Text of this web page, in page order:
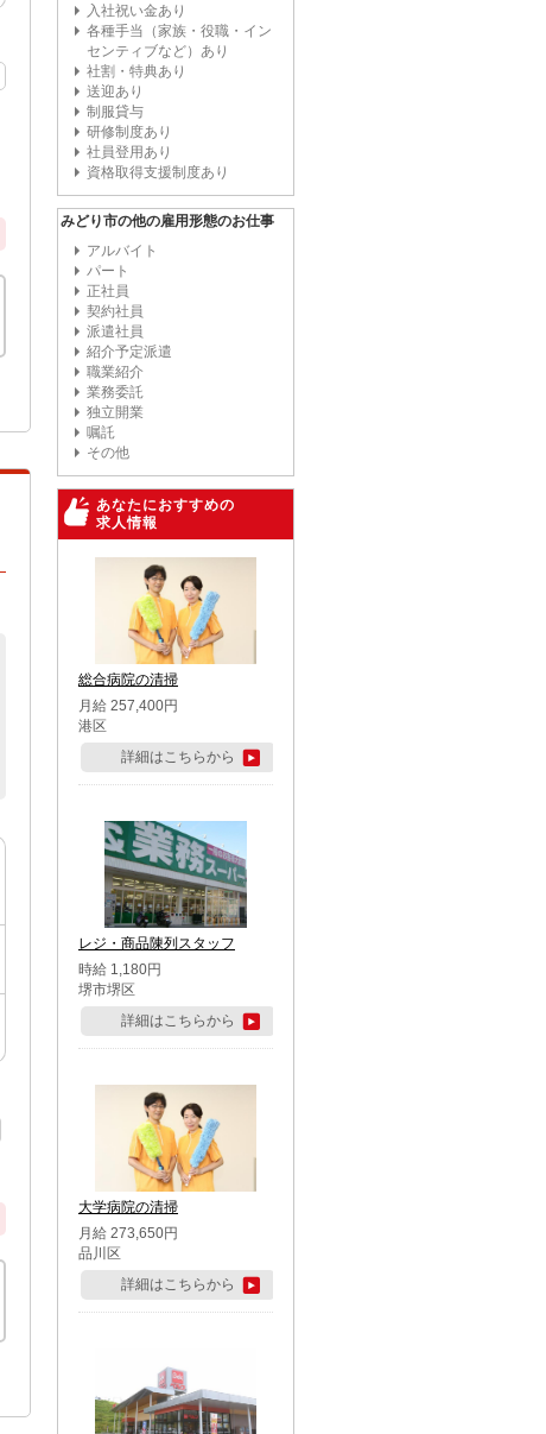
入社祝い金あり
各種手当（家族・役職・イン
センティブなど）あり
社割・特典あり
送迎あり
制服貸与
研修制度あり
社員登用あり
資格取得支援制度あり
みどり市の他の雇用形態のお仕事
アルバイト
パート
正社員
契約社員
派遣社員
紹介予定派遣
職業紹介
業務委託
独立開業
嘱託
その他
あなたにおすすめの
求人情報
総合病院の清掃
月給 257,400円
港区
詳細はこちらから
レジ・商品陳列スタッフ
時給 1,180円
堺市堺区
詳細はこちらから
大学病院の清掃
月給 273,650円
品川区
詳細はこちらから